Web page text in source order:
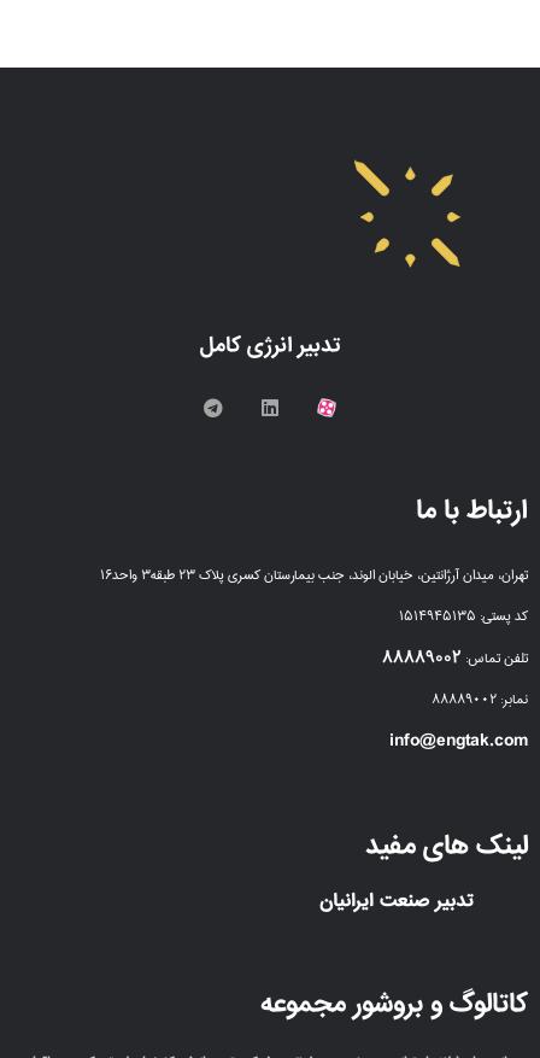
تدبیر انرژی کامل
ارتباط با ما
تهران، میدان آرژانتین، خیابان الوند، جنب بیمارستان کسری پلاک ۲۳ طبقه۳ واحد۱۶
کد پستی: ۱۵۱۴۹۴۵۱۳۵
تلفن تماس: ۸۸۸۸۹۰۰۲
نمابر: ۸۸۸۸۹۰۰۲
info@engtak.com
لینک های مفید
تدبیر صنعت ایرانیان
کاتالوگ و بروشور مجموعه